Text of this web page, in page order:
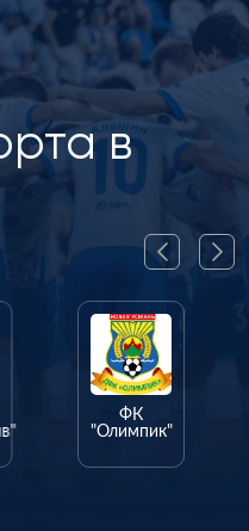
в
ФК
"Олимпик"